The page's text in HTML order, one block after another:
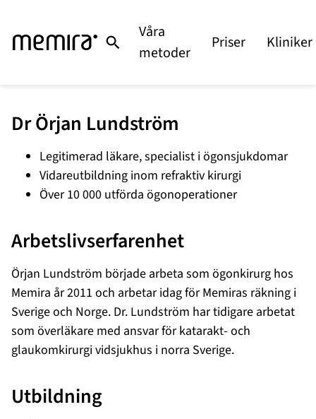
Våra
metoder
Priser Kliniker
Dr Örjan Lundström
Legitimerad läkare, specialist i ögonsjukdomar
Vidareutbildning inom refraktiv kirurgi
Över 10 000 utförda ögonoperationer
Arbetslivserfarenhet
Örjan Lundström började arbeta som ögonkirurg hos
Memira år 2011 och arbetar idag för Memiras räkning i
Sverige och Norge. Dr. Lundström har tidigare arbetat
som överläkare med ansvar för katarakt- och
glaukomkirurgi vidsjukhus i norra Sverige.
Utbildning